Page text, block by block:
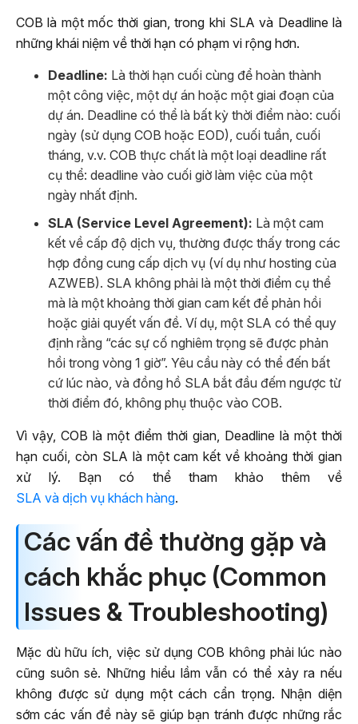
COB là một mốc thời gian, trong khi SLA và Deadline là
những khái niệm về thời hạn có phạm vi rộng hơn.
Deadline: Là thời hạn cuối cùng để hoàn thành
một công việc, một dự án hoặc một giai đoạn của
dự án. Deadline có thể là bất kỳ thời điểm nào: cuối
ngày (sử dụng COB hoặc EOD), cuối tuần, cuối
tháng, v.v. COB thực chất là một loại deadline rất
cụ thể: deadline vào cuối giờ làm việc của một
ngày nhất định.
SLA (Service Level Agreement): Là một cam
kết về cấp độ dịch vụ, thường được thấy trong các
hợp đồng cung cấp dịch vụ (ví dụ như hosting của
AZWEB). SLA không phải là một thời điểm cụ thể
mà là một khoảng thời gian cam kết để phản hồi
hoặc giải quyết vấn đề. Ví dụ, một SLA có thể quy
định rằng “các sự cố nghiêm trọng sẽ được phản
hồi trong vòng 1 giờ”. Yêu cầu này có thể đến bất
cứ lúc nào, và đồng hồ SLA bắt đầu đếm ngược từ
thời điểm đó, không phụ thuộc vào COB.
Vì vậy, COB là một điểm thời gian, Deadline là một thời
hạn cuối, còn SLA là một cam kết về khoảng thời gian
xử lý. Bạn có thể tham khảo thêm về
SLA và dịch vụ khách hàng.
Các vấn đề thường gặp và
cách khắc phục (Common
Issues & Troubleshooting)
Mặc dù hữu ích, việc sử dụng COB không phải lúc nào
cũng suôn sẻ. Những hiểu lầm vẫn có thể xảy ra nếu
không được sử dụng một cách cẩn trọng. Nhận diện
sớm các vấn đề này sẽ giúp bạn tránh được những rắc